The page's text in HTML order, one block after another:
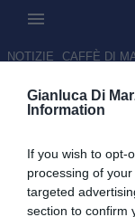
Gianluca Di
Information
If you wish to opt-
processing of
targeted
section to confirm
NOTIZIE CAFFÈ DI
il Genoa
2029
03.06.2026 17:38